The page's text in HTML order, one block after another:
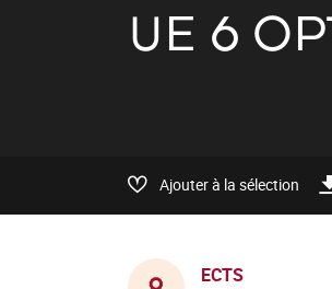
UE 6
Ajouter à la sélection
ECTS